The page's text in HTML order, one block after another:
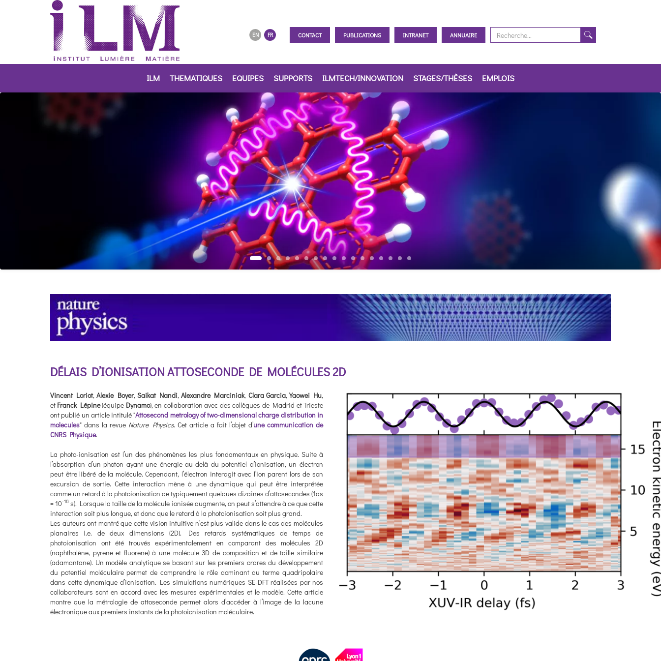
FR
EN CONTACT PUBLICATIONS INTRANET ANNUAIRE
ILM THEMATIQUES EQUIPES SUPPORTS ILMTECH/INNOVATION STAGES/THÈSES EMPLOIS
DÉLAIS D’IONISATION ATTOSECONDE DE MOLÉCULES 2D
Vincent Loriot,Alexie Boyer, Saikat Nandi,Alexandre Marciniak, Clara Garcia,Yaowei Hu,
et Franck Lépine(équipe Dynamo), en collaboration avec des collègues de Madrid et Trieste
ont publié un article intitulé "Attosecond metrology of two-dimensional charge distribution in
molecules" dans la revue Nature Physics. Cet article a fait l’objet d’une communication de
CNRS Physique.
La photo-ionisation est l’un des phénomènes les plus fondamentaux en physique. Suite à
l’absorption d’un photon ayant une énergie au-delà du potentiel d’ionisation, un électron
peut être libéré de la molécule. Cependant, l’électron interagit avec l’ion parent lors de son
excursion de sortie. Cette interaction mène à une dynamique qui peut être interprétée
comme un retard à la photoionisation de typiquement quelques dizaines d’attosecondes (1as
= 10-18 s). Lorsque la taille de la molécule ionisée augmente, on peut s’attendre à ce que cette
interaction soit plus longue, et donc que le retard à la photoionisation soit plus grand.
Les auteurs ont montré que cette vision intuitive n’est plus valide dans le cas des molécules
planaires i.e. de deux dimensions (2D). Des retards systématiques de temps de
photoionisation ont été trouvés expérimentalement en comparant des molécules 2D
(naphthalène, pyrene et fluorene) à une molécule 3D de composition et de taille similaire
(adamantane). Un modèle analytique se basant sur les premiers ordres du développement
du potentiel moléculaire permet de comprendre le rôle dominant du terme quadripolaire
dans cette dynamique d’ionisation. Les simulations numériques SE-DFT réalisées par nos
collaborateurs sont en accord avec les mesures expérimentales et le modèle. Cette article
montre que la métrologie de attoseconde permet alors d’accéder à l’image de la lacune
électronique aux premiers instants de la photoionisation moléculaire.